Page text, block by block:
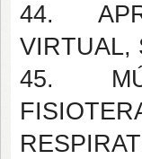
44.
VIRTUAL,
45.